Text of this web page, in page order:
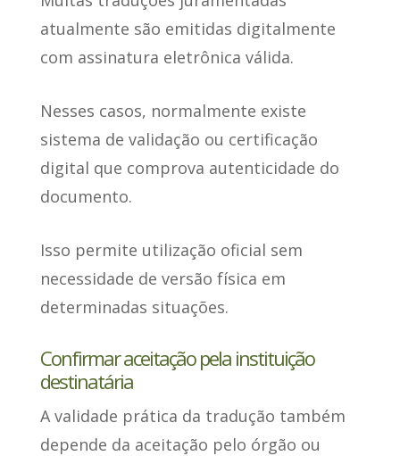
atualmente são emitidas digitalmente
com assinatura eletrônica válida.
Nesses casos, normalmente existe
sistema de validação ou certificação
digital que comprova autenticidade do
documento.
Isso permite utilização oficial sem
necessidade de versão física em
determinadas situações.
Confirmar aceitação pela instituição
destinatária
A validade prática da tradução também
depende da aceitação pelo órgão ou